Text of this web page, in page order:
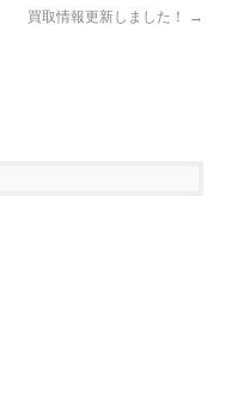
買取情報更新しました！ →